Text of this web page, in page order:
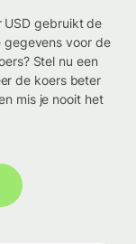
USD gebruikt de
gegevens voor de
Stel nu een
de koers beter
mis je nooit het